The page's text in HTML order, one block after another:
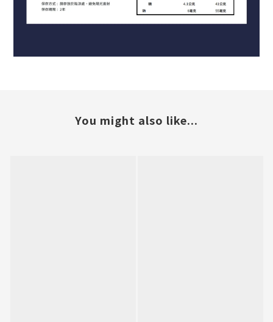
You might also like...